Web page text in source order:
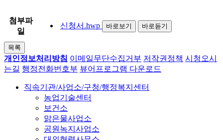
첨부파
일
신청서.hwp 바로보기 바로듣기
목록
개인정보처리방침 이메일무단수집거부 저작권정책 시청오시
는길 행정전화번호부 뷰어프로그램 다운로드
직속기관/사업소/구청/행정복지센터
농업기술센터
보건소
맑은물사업소
공원녹지사업소